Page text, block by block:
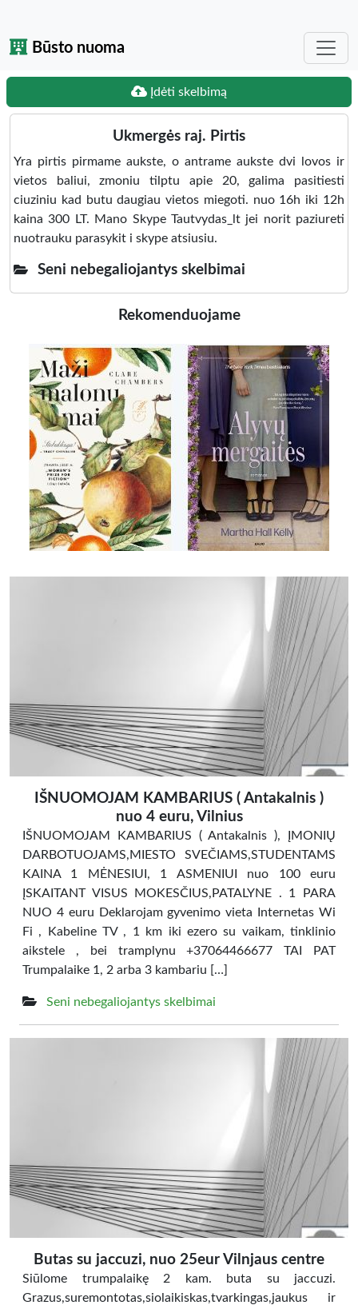
Būsto nuoma
Įdėti skelbimą
Ukmergės raj. Pirtis
Yra pirtis pirmame aukste, o antrame aukste dvi lovos ir
vietos baliui, zmoniu tilptu apie 20, galima pasitiesti
ciuziniu kad butu daugiau vietos miegoti. nuo 16h iki 12h
kaina 300 LT. Mano Skype Tautvydas_lt jei norit paziureti
nuotrauku parasykit i skype atsiusiu.
Seni nebegaliojantys skelbimai
Rekomenduojame
IŠNUOMOJAM KAMBARIUS ( Antakalnis )
nuo 4 euru, Vilnius
IŠNUOMOJAM KAMBARIUS ( Antakalnis ), ĮMONIŲ
DARBOTUOJAMS,MIESTO SVEČIAMS,STUDENTAMS
KAINA 1 MĖNESIUI, 1 ASMENIUI nuo 100 euru
ĮSKAITANT VISUS MOKESČIUS,PATALYNE . 1 PARA
NUO 4 euru Deklarojam gyvenimo vieta Internetas Wi
Fi , Kabeline TV , 1 km iki ezero su vaikam, tinklinio
aikstele , bei tramplynu +37064466677 TAI PAT
Trumpalaike 1, 2 arba 3 kambariu […]
Seni nebegaliojantys skelbimai
Butas su jaccuzi, nuo 25eur Vilnjaus centre
Siūlome trumpalaikę 2 kam. buta su jaccuzi.
Grazus,suremontotas,siolaikiskas,tvarkingas,jaukus ir